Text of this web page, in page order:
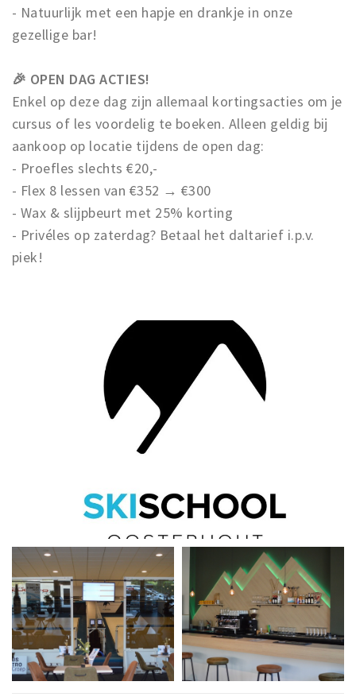
- Natuurlijk met een hapje en drankje in onze
gezellige bar!
🎉 OPEN DAG ACTIES!
Enkel op deze dag zijn allemaal kortingsacties om je
cursus of les voordelig te boeken. Alleen geldig bij
aankoop op locatie tijdens de open dag:
- Proefles slechts €20,-
- Flex 8 lessen van €352 → €300
- Wax & slijpbeurt met 25% korting
- Privéles op zaterdag? Betaal het daltarief i.p.v.
piek!